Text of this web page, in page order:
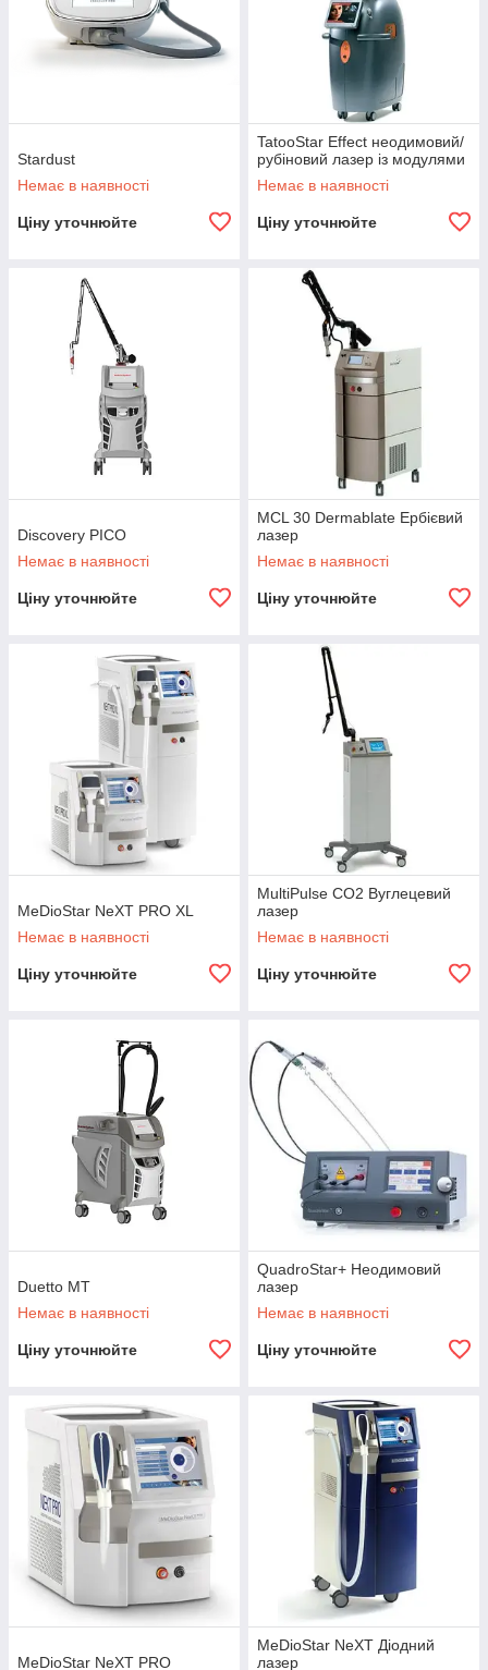
Stardust
Немає в наявності
Ціну уточнюйте
TatooStar Effect неодимовий/
рубіновий лазер із модулями
Немає в наявності
Ціну уточнюйте
Discovery PICO
Немає в наявності
Ціну уточнюйте
MCL 30 Dermablate Ербієвий
лазер
Немає в наявності
Ціну уточнюйте
MeDioStar NeXT PRO XL
Немає в наявності
Ціну уточнюйте
MultiPulse CO2 Вуглецевий
лазер
Немає в наявності
Ціну уточнюйте
Duetto MT
Немає в наявності
Ціну уточнюйте
QuadroStar+ Неодимовий
лазер
Немає в наявності
Ціну уточнюйте
MeDioStar NeXT PRO
MeDioStar NeXT Діодний
лазер